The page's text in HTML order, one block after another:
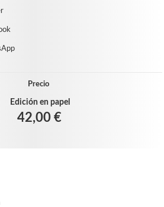
Precio
Edición en papel
42,00 €